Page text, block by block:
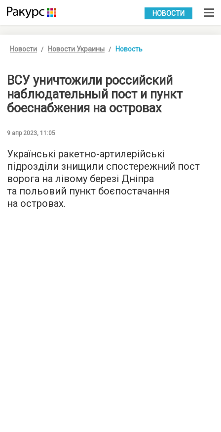
УКР РУС
НОВОСТИ
Новости Новости Украины Новость
ВСУ уничтожили российский
наблюдательный пост и пункт
боеснабжения на островах
9 апр 2023, 11:05
Українські ракетно-артилерійські
підрозділи знищили спостережний пост
ворога на лівому березі Дніпра
та польовий пункт боєпостачання
на островах.